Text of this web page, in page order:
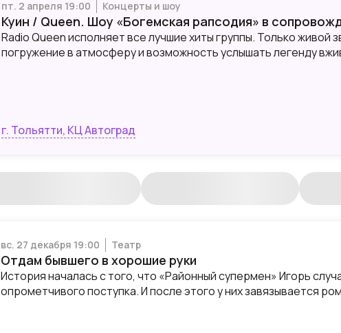
пт. 2 апреля 19:00 Концерты и шоу
Куин / Queen. Шоу «Богемская рапсодия» в
Radio Queen исполняет все лучшие хиты группы. Только живой
погружение в атмосферу и возможность услышать легенду
г. Тольятти, КЦ Автоград
вс. 27 декабря 19:00 Театр
Отдам бывшего в хорошие руки
История началась с того, что «Районный супермен» Игорь
опрометчивого поступка. И после этого у них завязывается